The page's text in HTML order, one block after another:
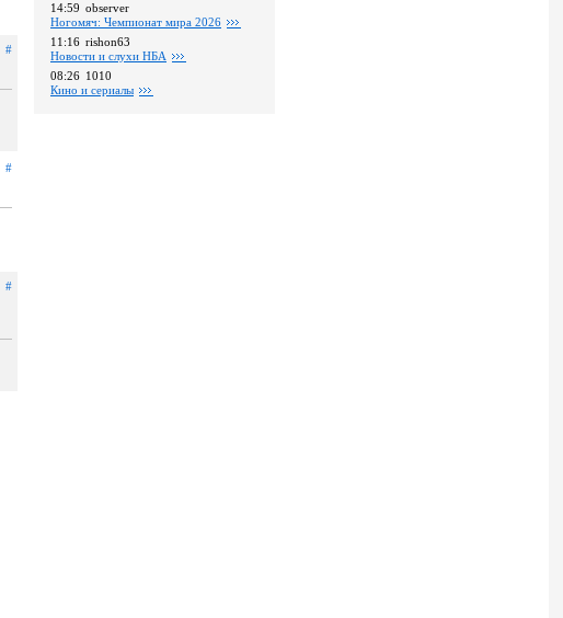
#
#
#
14:59 observer
Ногомяч: Чемпионат мира 2026
11:16 rishon63
Новости и слухи НБА
08:26 1010
Кино и сериалы